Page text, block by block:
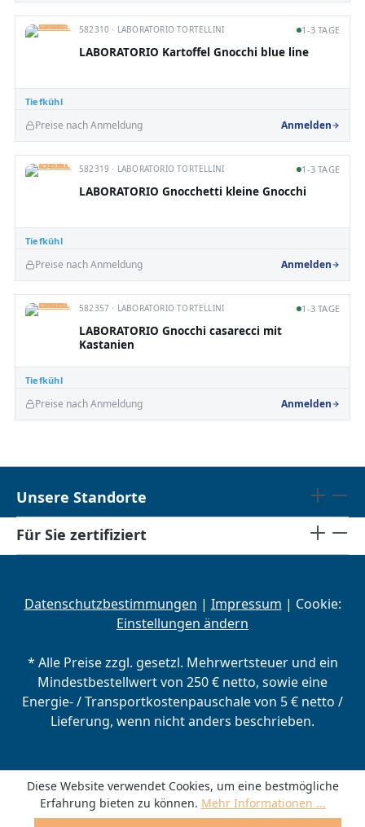
Tiefkühl
582310 · LABORATORIO TORTELLINI 1-3 TAGE
LABORATORIO Kartoffel Gnocchi blue line
Preise nach Anmeldung Anmelden
Tiefkühl
582319 · LABORATORIO TORTELLINI 1-3 TAGE
LABORATORIO Gnocchetti kleine Gnocchi
Preise nach Anmeldung Anmelden
Tiefkühl
582357 · LABORATORIO TORTELLINI 1-3 TAGE
LABORATORIO Gnocchi casarecci mit
Kastanien
Preise nach Anmeldung Anmelden
Unsere Standorte
Für Sie zertifiziert
Datenschutzbestimmungen | Impressum | Cookie:
Einstellungen ändern
* Alle Preise zzgl. gesetzl. Mehrwertsteuer und ein
Mindestbestellwert von 250 € netto, sowie eine
Energie- / Transportkostenpauschale von 5 € netto /
Lieferung, wenn nicht anders beschrieben.
Diese Website verwendet Cookies, um eine bestmögliche
Erfahrung bieten zu können. Mehr Informationen ...